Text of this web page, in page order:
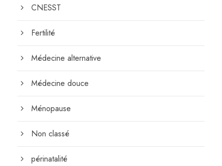
CNESST
Fertilité
Médecine alternative
Médecine douce
Ménopause
Non classé
périnatalité